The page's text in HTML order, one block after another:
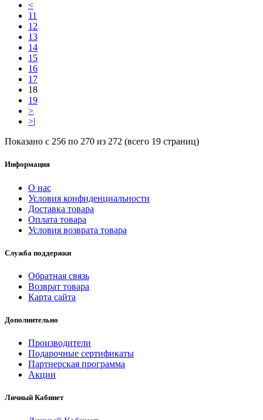
<
11
12
13
14
15
16
17
18
19
>
>|
Показано с 256 по 270 из 272 (всего 19 страниц)
Информация
О нас
Условия конфиденциальности
Доставка товара
Оплата товара
Условия возврата товара
Служба поддержки
Обратная связь
Возврат товара
Карта сайта
Дополнительно
Производители
Подарочные сертификаты
Партнерская программа
Акции
Личный Кабинет